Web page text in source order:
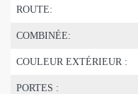
ROUTE:
COMBINÉE:
COULEUR EXTÉRIEUR :
PORTES :